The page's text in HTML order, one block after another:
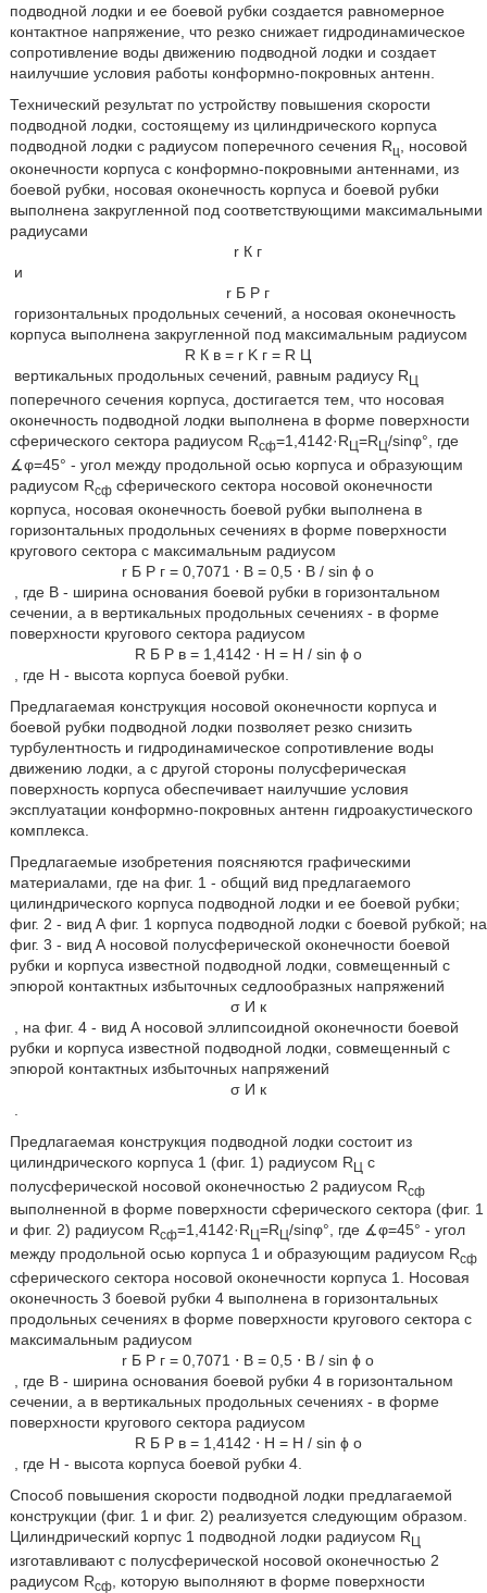
подводной лодки и ее боевой рубки создается равномерное
контактное напряжение, что резко снижает гидродинамическое
сопротивление воды движению подводной лодки и создает
наилучшие условия работы конформно-покровных антенн.
Технический результат по устройству повышения скорости
подводной лодки, состоящему из цилиндрического корпуса
подводной лодки с радиусом поперечного сечения Rц
, носовой
оконечности корпуса с конформно-покровными антеннами, из
боевой рубки, носовая оконечность корпуса и боевой рубки
выполнена закругленной под соответствующими максимальными
радиусами
r К г
и
r Б Р г
горизонтальных продольных сечений, а носовая оконечность
корпуса выполнена закругленной под максимальным радиусом
R К в = r K г = R Ц
вертикальных продольных сечений, равным радиусу RЦ
поперечного сечения корпуса, достигается тем, что носовая
оконечность подводной лодки выполнена в форме поверхности
сферического сектора радиусом Rсф=1,4142·RЦ=RЦ/sinφ°, где
∡φ=45° - угол между продольной осью корпуса и образующим
радиусом Rcф сферического сектора носовой оконечности
корпуса, носовая оконечность боевой рубки выполнена в
горизонтальных продольных сечениях в форме поверхности
кругового сектора с максимальным радиусом
r Б Р г = 0,7071 ⋅ B = 0,5 ⋅ B / sin ϕ o
, где В - ширина основания боевой рубки в горизонтальном
сечении, а в вертикальных продольных сечениях - в форме
поверхности кругового сектора радиусом
R Б Р в = 1,4142 ⋅ H = H / sin ϕ o
, где Н - высота корпуса боевой рубки.
Предлагаемая конструкция носовой оконечности корпуса и
боевой рубки подводной лодки позволяет резко снизить
турбулентность и гидродинамическое сопротивление воды
движению лодки, а с другой стороны полусферическая
поверхность корпуса обеспечивает наилучшие условия
эксплуатации конформно-покровных антенн гидроакустического
комплекса.
Предлагаемые изобретения поясняются графическими
материалами, где на фиг. 1 - общий вид предлагаемого
цилиндрического корпуса подводной лодки и ее боевой рубки;
фиг. 2 - вид А фиг. 1 корпуса подводной лодки с боевой рубкой; на
фиг. 3 - вид А носовой полусферической оконечности боевой
рубки и корпуса известной подводной лодки, совмещенный с
эпюрой контактных избыточных седлообразных напряжений
σ И к
, на фиг. 4 - вид А носовой эллипсоидной оконечности боевой
рубки и корпуса известной подводной лодки, совмещенный с
эпюрой контактных избыточных напряжений
σ И к
Предлагаемая конструкция подводной лодки состоит из
цилиндрического корпуса 1 (фиг. 1) радиусом RЦ с
полусферической носовой оконечностью 2 радиусом Rсф
выполненной в форме поверхности сферического сектора (фиг. 1
и фиг. 2) радиусом Rсф=1,4142·RЦ =RЦ /sinφ°, где ∡φ=45° - угол
между продольной осью корпуса 1 и образующим радиусом Rсф
сферического сектора носовой оконечности корпуса 1. Носовая
оконечность 3 боевой рубки 4 выполнена в горизонтальных
продольных сечениях в форме поверхности кругового сектора с
максимальным радиусом
r Б Р г = 0,7071 ⋅ B = 0,5 ⋅ B / sin ϕ o
, где В - ширина основания боевой рубки 4 в горизонтальном
сечении, а в вертикальных продольных сечениях - в форме
поверхности кругового сектора радиусом
R Б Р в = 1,4142 ⋅ H = H / sin ϕ o
, где Н - высота корпуса боевой рубки 4.
Способ повышения скорости подводной лодки предлагаемой
конструкции (фиг. 1 и фиг. 2) реализуется следующим образом.
Цилиндрический корпус 1 подводной лодки радиусом RЦ
изготавливают с полусферической носовой оконечностью 2
радиусом Rсф , которую выполняют в форме поверхности